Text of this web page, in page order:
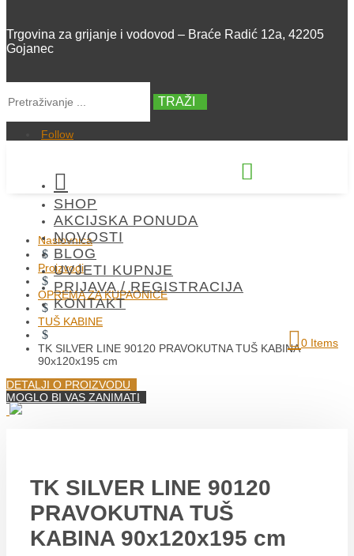
Trgovina za grijanje i vodovod – Braće Radić 12a, 42205
Gojanec
TRAŽI
Follow


SHOP
AKCIJSKA PONUDA
NOVOSTI
BLOG
UVJETI KUPNJE
PRIJAVA / REGISTRACIJA
KONTAKT
0 Items
Naslovnica
$
Proizvodi
$
OPREMA ZA KUPAONICE
$
TUŠ KABINE
$
TK SILVER LINE 90120 PRAVOKUTNA TUŠ KABINA
90x120x195 cm
DETALJI O PROIZVODU
MOGLO BI VAS ZANIMATI
TK SILVER LINE 90120
PRAVOKUTNA TUŠ
KABINA 90x120x195 cm